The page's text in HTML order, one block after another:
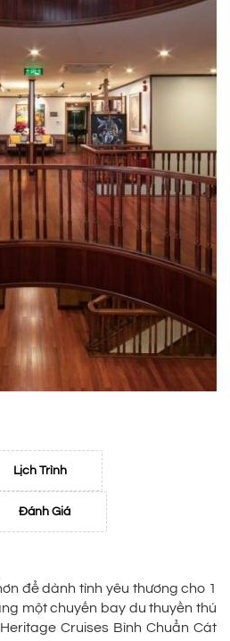
Lịch Trình
Đánh Giá
để dành tình yêu thương cho 1
một chuyến bay du thuyền thú
Cruises Bình Chuẩn Cát